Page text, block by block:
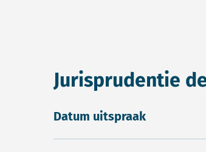
Jurisprudentie
Datum uitspraak